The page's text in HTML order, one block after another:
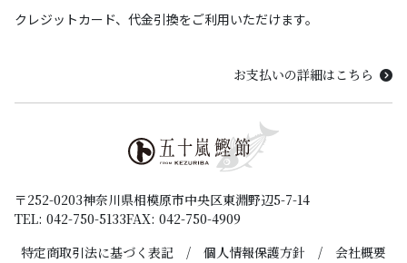
クレジットカード、代金引換をご利用いただけます。
お支払いの詳細はこちら
〒252-0203神奈川県相模原市中央区東淵野辺5-7-14
TEL: 042-750-5133FAX: 042-750-4909
特定商取引法に基づく表記
個人情報保護方針
会社概要